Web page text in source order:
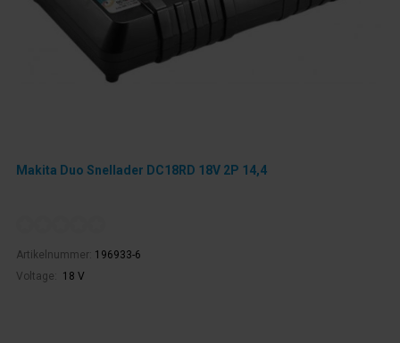
Makita Duo Snellader DC18RD 18V 2P 14,4
Artikelnummer: 196933-6
Voltage:
18 V